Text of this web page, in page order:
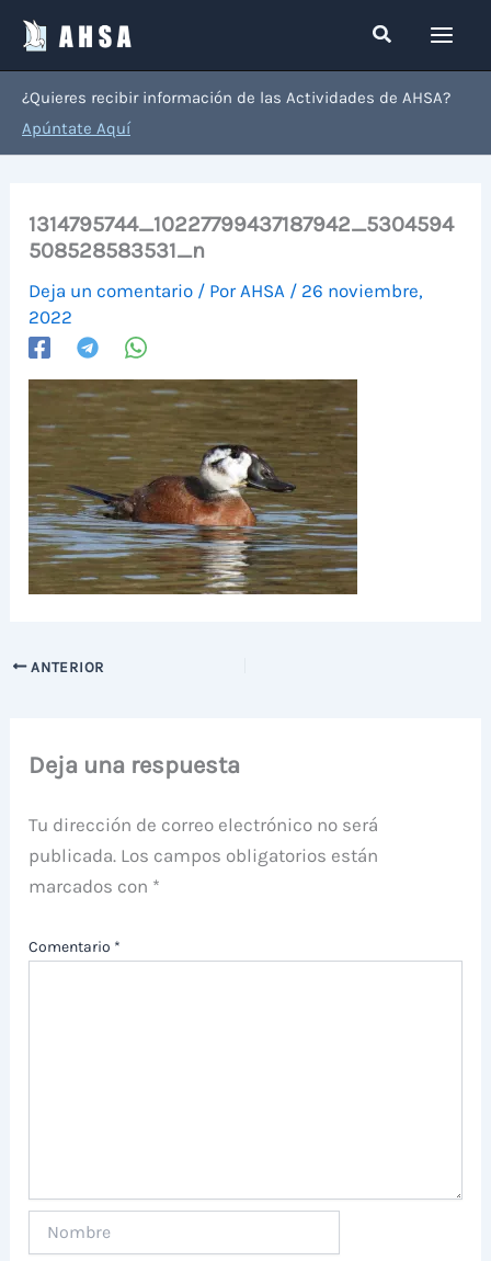
contenido
Buscar
¿Quieres recibir información de las Actividades de AHSA?
Apúntate Aquí
1314795744_10227799437187942_5304594
508528583531_n
Deja un comentario / Por AHSA / 26 noviembre,
2022
ANTERIOR
Deja una respuesta
Tu dirección de correo electrónico no será
publicada. Los campos obligatorios están
marcados con *
Comentario *